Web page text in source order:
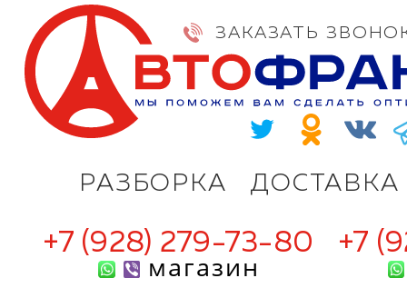
РАЗБОРКА ДОСТАВКА
ЗАКАЗАТЬ
+7 (928) 279-73-80
магазин
+7